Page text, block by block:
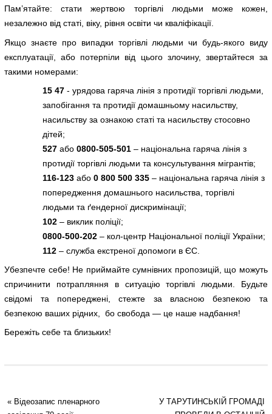
Пам’ятайте: стати жертвою торгівлі людьми може кожен,
незалежно від статі, віку, рівня освіти чи кваліфікації.
Якщо знаєте про випадки торгівлі людьми чи будь-якого виду
експлуатації, або потерпіли від цього злочину, звертайтеся за
такими номерами:
15 47 - урядова гаряча лінія з протидії торгівлі людьми,
запобігання та протидії домашньому насильству,
насильству за ознакою статі та насильству стосовно
дітей;
527або0800-505-501 – національна гаряча лінія з
протидії торгівлі людьми та консультування мігрантів;
116-123 або0 800 500 335 – національна гаряча лінія з
попередження домашнього насильства, торгівлі
людьми та ґендерної дискримінації;
102 – виклик поліції;
0800-500-202 – кол-центр Національної поліції України;
112 – служба екстреної допомоги в ЄС.
Убезпечте себе! Не приймайте сумнівних пропозицій, що можуть
спричинити потрапляння в ситуацію торгівлі людьми. Будьте
свідомі та попереджені, стежте за власною безпекою та
безпекою ваших рідних, бо свобода — це наше надбання!
Бережіть себе та близьких!
«Відеозапис пленарного
У ТАРУТИНСЬКІЙ ГРОМАДІ